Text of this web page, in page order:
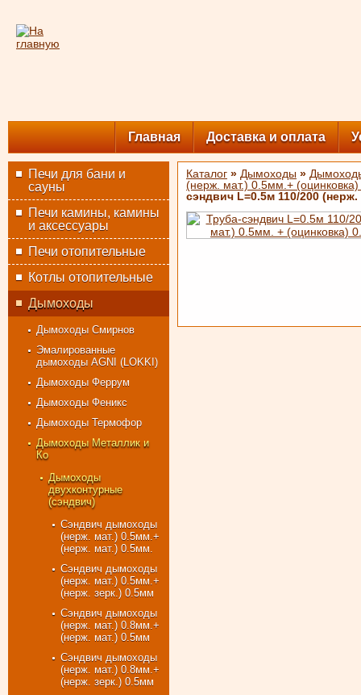
Главная Доставка и оплата
Печи для бани и
сауны
Печи камины, камины
и аксессуары
Печи отопительные
Котлы отопительные
Дымоходы
Дымоходы Смирнов
Эмалированные
дымоходы AGNI (LOKKI)
Дымоходы Феррум
Дымоходы Феникс
Дымоходы Термофор
Дымоходы Металлик и
Ко
Дымоходы
двухконтурные
(сэндвич)
Сэндвич дымоходы
(нерж. мат.) 0.5мм.+
(нерж. мат.) 0.5мм.
Сэндвич дымоходы
(нерж. мат.) 0.5мм.+
(нерж. зерк.) 0.5мм
Сэндвич дымоходы
(нерж. мат.) 0.8мм.+
(нерж. мат.) 0.5мм
Сэндвич дымоходы
(нерж. мат.) 0.8мм.+
(нерж. зерк.) 0.5мм
Каталог » Дымоходы »
(нерж. мат.) 0.5мм.+
сэндвич L=0.5м 110/200